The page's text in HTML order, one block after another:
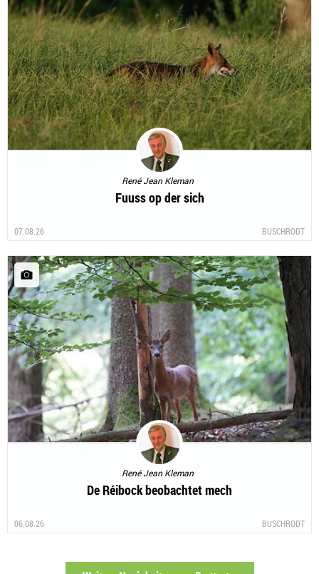
René Jean Kleman
Fuuss op der sich
07.08.26 BUSCHRODT
René Jean Kleman
De Réibock beobachtet mech
06.08.26 BUSCHRODT